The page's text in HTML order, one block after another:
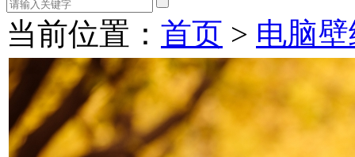
当前位置： 首页 > 电脑